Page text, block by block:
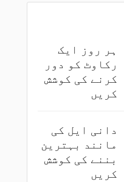
ہر روز ایک
رکاوٹ کو دور
کرنے کی کوشش
کریں
دانی ایل کی
مانند بہترین
بننے کی کوشش
کریں